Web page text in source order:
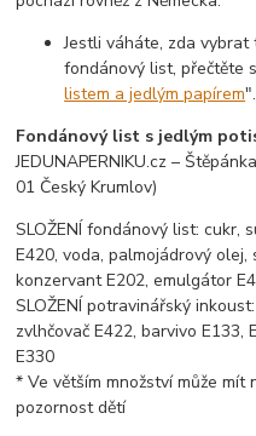
Jestli váháte, zda
fondánový list, přečtěte
listem a jedlým papírem".
Fondánový list s jedlým
JEDUNAPERNIKU.cz –
01 Český Krumlov)
SLOŽENÍ fondánový list: cukr,
E420, voda, palmojádrový olej,
konzervant E202, emulgátor
SLOŽENÍ potravinářský
zvlhčovač E422, barvivo
E330
* Ve větším množství může
pozornost dětí